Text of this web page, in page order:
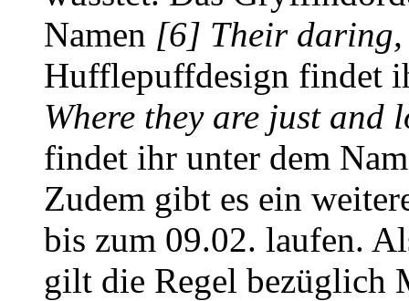
Namen [6] Their daring,
Hufflepuffdesign findet
Where they are just and
findet ihr unter dem
Zudem gibt es ein
bis zum 09.02. laufen.
gilt die Regel bezüglich